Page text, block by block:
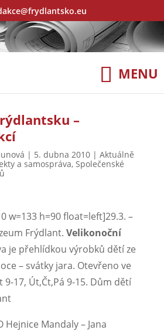
–
| 5. dubna 2010| Aktuálně
a samospráva, Společenské
w=133 h=90 float=left]29.3. –
Frýdlant. Velikonoční
je přehlídkou výrobků dětí ze
– svátky jara. Otevřeno ve
9-17, Út,Čt,Pá 9-15. Dům dětí
Hejnice Mandaly – Jana